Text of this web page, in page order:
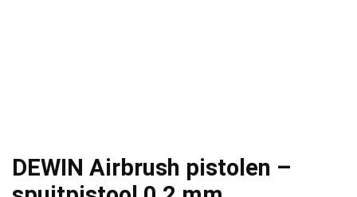
DEWIN Airbrush pistolen –